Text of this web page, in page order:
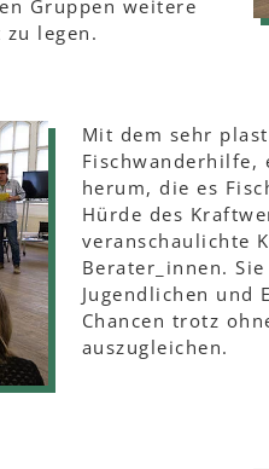
Gruppen weitere
legen.
Mit dem sehr
Fischwanderhilfe,
herum, die es
Hürde des
veranschaulichte
Berater_innen.
Jugendlichen und
Chancen trotz
auszugleichen.